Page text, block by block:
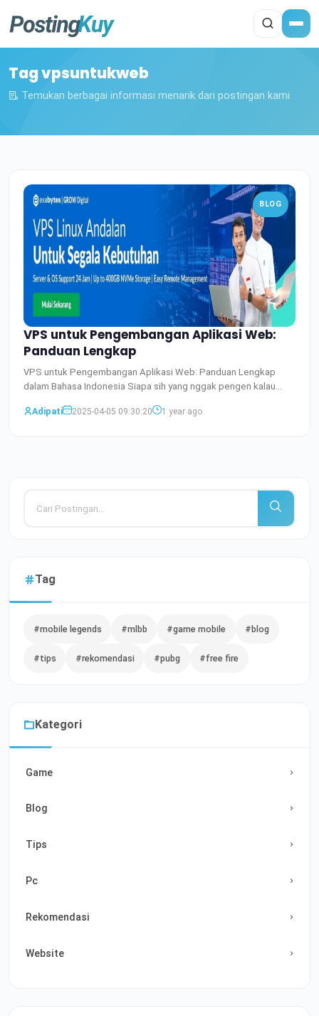
Tag vpsuntukweb
Temukan berbagai informasi menarik dari postingan kami
BLOG
VPS untuk Pengembangan Aplikasi Web:
Panduan Lengkap
VPS untuk Pengembangan Aplikasi Web: Panduan Lengkap
dalam Bahasa Indonesia Siapa sih yang nggak pengen kalau
Adipati
2025-04-05 09:30:20 1 year ago
Tag
#mobile legends #mlbb #game mobile #blog
#tips #rekomendasi #pubg #free fire
Kategori
Game
Blog
Tips
Pc
Rekomendasi
Website